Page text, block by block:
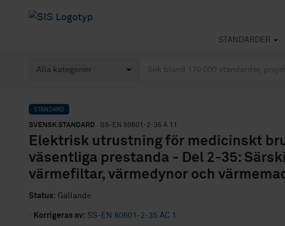
STANDARDER
STANDARD
SVENSK STANDARD · SS-EN 80601-2-35 A 11
Elektrisk utrustning för medicinskt
väsentliga prestanda - Del 2-35:
värmefiltar, värmedynor och
Status: Gällande
· Korrigeras av: SS-EN 80601-2-35 AC 1